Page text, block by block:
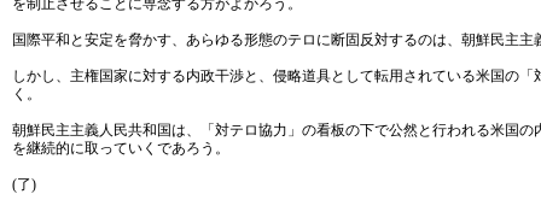
を制止させることに専念する方がよかろう。
国際平和と安定を脅かす、あらゆる形態のテロに断固反対するのは、朝鮮民主
しかし、主権国家に対する内政干渉と、侵略道具として転用されている米国の
く。
朝鮮民主主義人民共和国は、「対テロ協力」の看板の下で公然と行われる米国
を継続的に取っていくであろう。
(了)